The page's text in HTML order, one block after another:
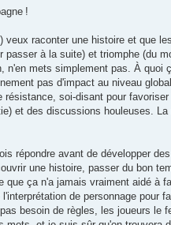
!
raconter une histoire et que
à la suite) et triomphe (du
mets simplement pas. À quoi
pas d'impact au niveau
résistance, soi-disant pour
et des discussions houleuses.
répondre avant de développer
une histoire, passer du bon
que ça n'a jamais vraiment aidé à
de personnage pour
besoin de règles, les joueurs le